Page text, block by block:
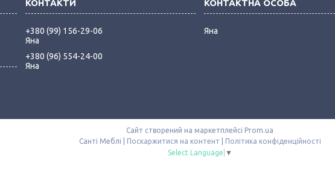
+380 (99) 156-29-06
Яна
+380 (96) 554-24-00
Яна
Яна
Сайт створений на маркетплейсі Prom.ua
Поскаржитися на контент
Політика конфіденційності
Select Language ▼